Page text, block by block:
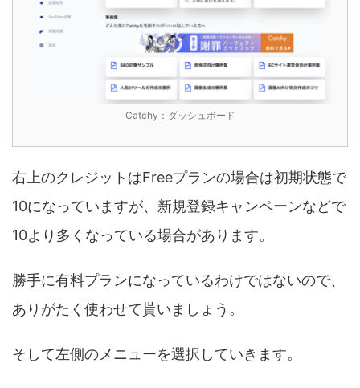
Catchy：ダッシュボード
右上のクレジットはFreeプランの場合は初期状態で
10になっていますが、新規登録キャンペーンなどで
10より多くなっている場合があります。
勝手に有料プランになっているわけではないので、
ありがたく使わせて貰いましょう。
そして左側のメニューを選択していきます。